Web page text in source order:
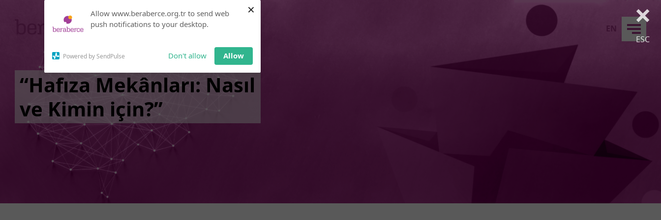
Allow www.beraberce.org.tr to send web
push notifications to your desktop.
Powered by SendPulse Don't allow Allow
× ×
ESC
notifications!
Click the bell icon to enable
“Hafıza Mekânları: Nasıl
ve Kimin için?”